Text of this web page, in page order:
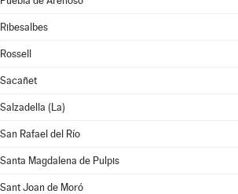
Ribesalbes
Rossell
Sacañet
Salzadella (La)
San Rafael del Río
Santa Magdalena de Pulpis
Sant Joan de Moró